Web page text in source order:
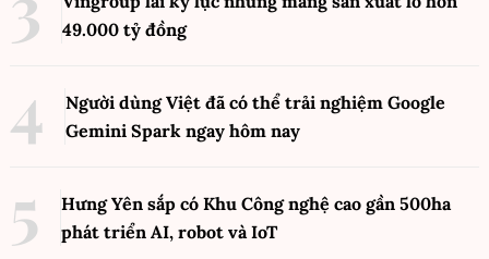
49.000 tỷ đồng
Người dùng Việt đã có thể trải nghiệm Google
Gemini Spark ngay hôm nay
Hưng Yên sắp có Khu Công nghệ cao gần 500ha
phát triển AI, robot và IoT